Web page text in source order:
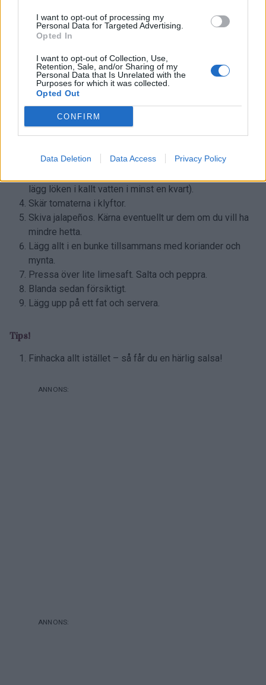
I want to opt-out of processing my
Personal Data for Targeted Advertising.
Opted In
I want to opt-out of Collection, Use,
Retention, Sale, and/or Sharing of my
Personal Data that Is Unrelated with the
Purposes for which it was collected.
Opted Out
CONFIRM
Data Deletion Data Access Privacy Policy
1 – 2 jalapeños
1 knippe koriander
1 lime
flingsalt
nymalen svartpeppar
Gör så här:
Kärna ur och skiva avokadon.
lägg löken i kallt vatten i minst en kvart).
Skär tomaterna i klyftor.
Skiva jalapeños. Kärna eventuellt ur dem om du vill ha
mindre hetta.
Lägg allt i en bunke tillsammans med koriander och
mynta.
Pressa över lite limesaft. Salta och peppra.
Blanda sedan försiktigt.
Lägg upp på ett fat och servera.
Tips!
Finhacka allt istället – så får du en härlig salsa!